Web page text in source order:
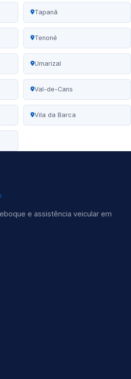
Tapanã
Tenoné
Umarizal
Val-de-Cans
Vila da Barca
e assistência veicular em